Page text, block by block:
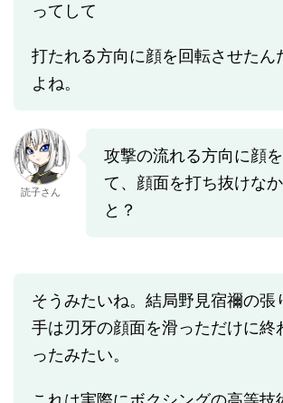
ってして
打たれる方向に顔を回転させたん
よね。
読子さん
攻撃の流れる方向に顔
て、顔面を打ち抜けな
と？
そうみたいね。結局野見宿禰の張
手は刃牙の顔面を滑っただけに終
ったみたい。